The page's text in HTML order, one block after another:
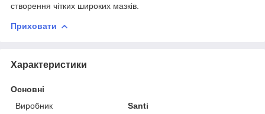
створення чітких широких мазків.
Приховати
Характеристики
Основні
Виробник
Santi